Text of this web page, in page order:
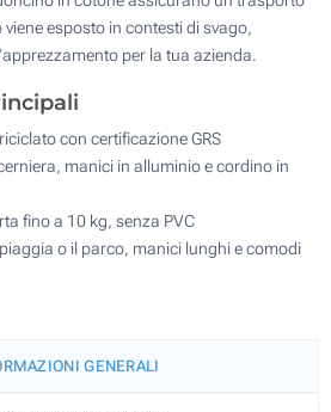
esposto in contesti di svago,
per la tua azienda.
con certificazione GRS
manici in alluminio e cordino in
fino a 10 kg, senza PVC
o il parco, manici lunghi e comodi
GENERALI